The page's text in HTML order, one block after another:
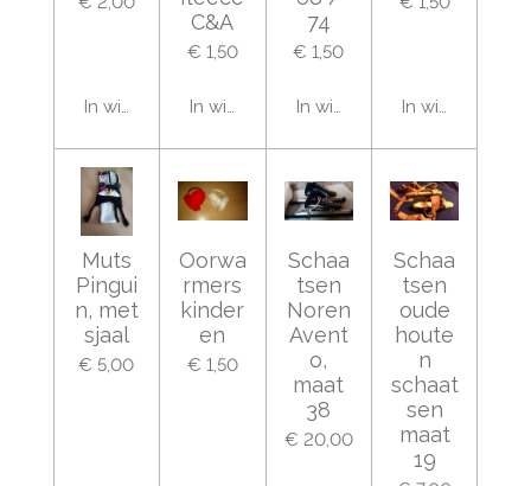
In winkelwagen
C&A
€ 1,50
In winkelwagen
74
€ 1,50
In winkelwagen
In
Muts
Pingui
n, met
sjaal
€ 5,00
Oorwa
rmers
kinder
en
€ 1,50
Schaa
tsen
Noren
Avent
o,
maat
38
€ 20,00
Schaa
tsen
oude
houte
n
schaat
sen
maat
19